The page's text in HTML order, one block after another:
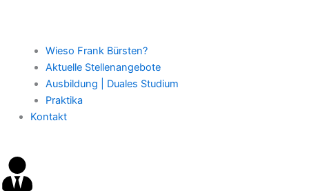
Wieso Frank Bürsten?
Aktuelle Stellenangebote
Ausbildung | Duales Studium
Praktika
Kontakt